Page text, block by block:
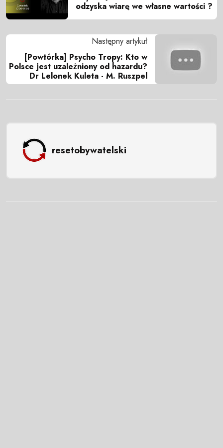
odzyska wiarę we własne wartości ?
Następny artykuł
[Powtórka] Psycho Tropy: Kto w
Polsce jest uzależniony od hazardu?
Dr Lelonek Kuleta - M. Ruszpel
resetobywatelski